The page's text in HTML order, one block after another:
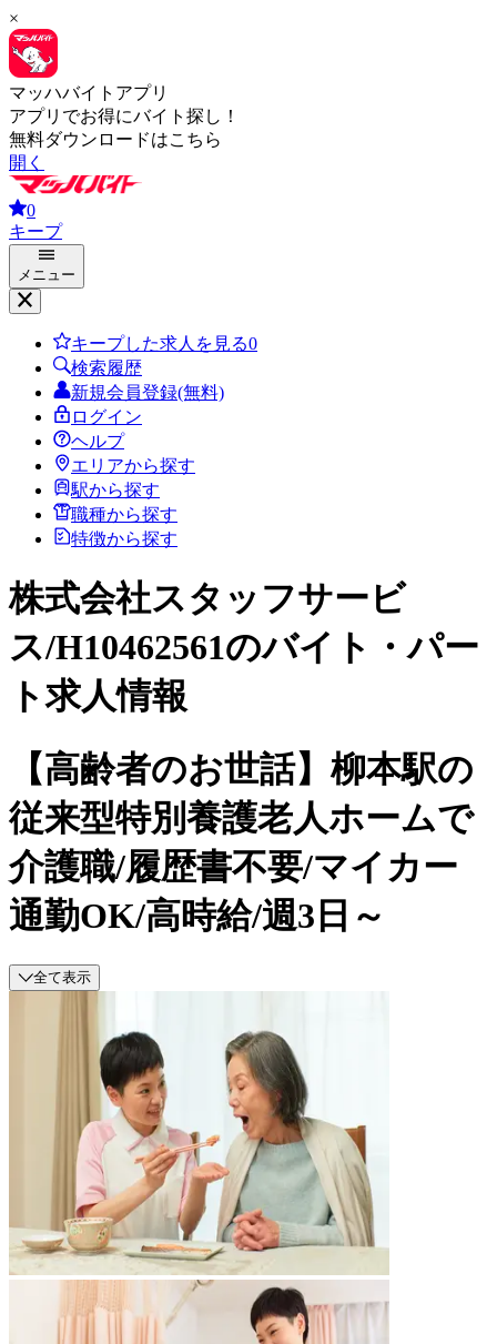
×
マッハバイトアプリ
アプリでお得にバイト探し！
無料ダウンロードはこちら
開く
0
キープ
メニュー
キープした求人を見る0
検索履歴
新規会員登録(無料)
ログイン
ヘルプ
エリアから探す
駅から探す
職種から探す
特徴から探す
株式会社スタッフサービ
ス/H10462561のバイト・パー
ト求人情報
【高齢者のお世話】柳本駅の
従来型特別養護老人ホームで
介護職/履歴書不要/マイカー
通勤OK/高時給/週3日～
全て表示